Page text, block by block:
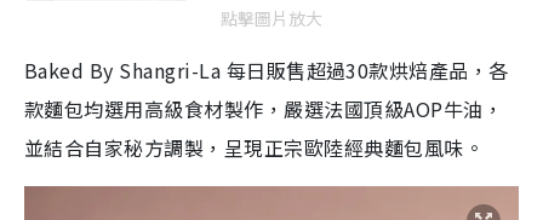
點擊圖片放大
Baked By Shangri-La 每日販售超過30款烘焙產品，各
款麵包均選用高級食材製作，嚴選法國頂級AOP牛油，
並結合自家秘方調製，呈現正宗歐陸經典麵包風味。